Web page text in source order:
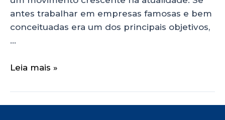
antes trabalhar em empresas famosas e bem
conceituadas era um dos principais objetivos,
…
Leia mais »